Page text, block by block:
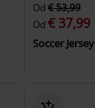
Od € 53,99
Od € 37,99
Soccer Jersey